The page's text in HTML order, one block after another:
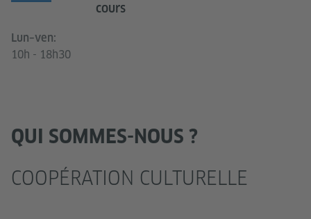
cours
Lun–ven:
10h - 18h30
QUI SOMMES-NOUS ?
COOPÉRATION CULTURELLE